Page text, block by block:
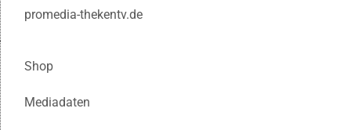
promedia-thekentv.de
Shop
Mediadaten